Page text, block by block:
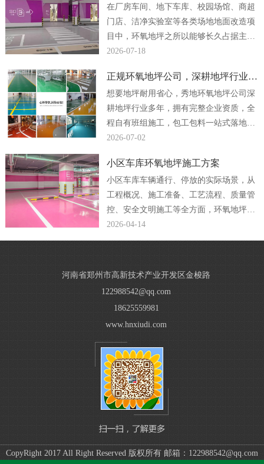
在厂房车间、地下车库、校园场馆、商超
门店、洁净实验室等各类场地地面改造项
目中，环氧地坪之所以能够长久占据主流
地位，核心原因便是它同时兼顾强悍耐磨
2026-07-18
正规环氧地坪公司，深耕地坪行业多年
想要地坪耐用省心，秀地环氧地坪公司深
耕地坪行业多年，拥有完整企业资质，全
程自有班组施工，包工包料一站式落地，
厂房、车间、地下车库地坪工程均可放心
2026-07-02
小区车库环氧地坪施工方案
小区车库车辆通行、停放的实际场景，从
工程概况、施工准备、工艺流程、质量管
控、安全文明施工等全方面，环氧地坪公
司编辑完整规范了小区车库环氧地坪施工
方案，贴合现场施工落地需求。...
2026-04-14
河南省郑州市高新技术产业开发区金梭路
122988542@qq.com
18625559981
www.hnxiudi.com
CopyRight 2017 All Right Reserved 版权所有 邮箱：122988542@qq.com